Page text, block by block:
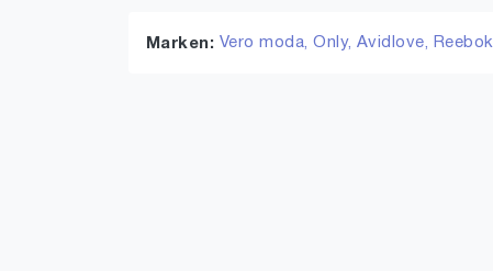
Marken: Vero moda,Only,Avidlove,